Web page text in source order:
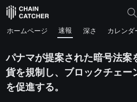
ホームページ 速報 深さ カレンダ
パナマが提案された暗号法案
貨を規制し、ブロックチェー
を促進する。